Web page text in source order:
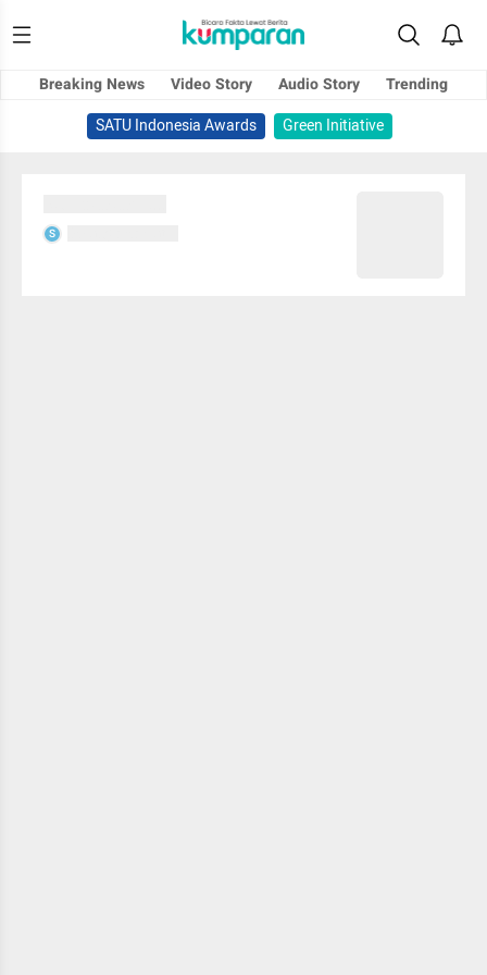
Breaking News Video Story Audio Story
Trending
SATU Indonesia Awards
Green Initiative
S